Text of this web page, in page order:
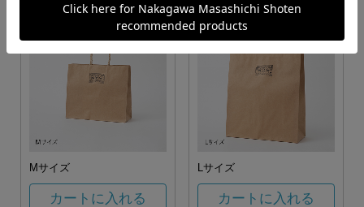
Mサイズ
カートに入れる
Lサイズ
カートに入れる